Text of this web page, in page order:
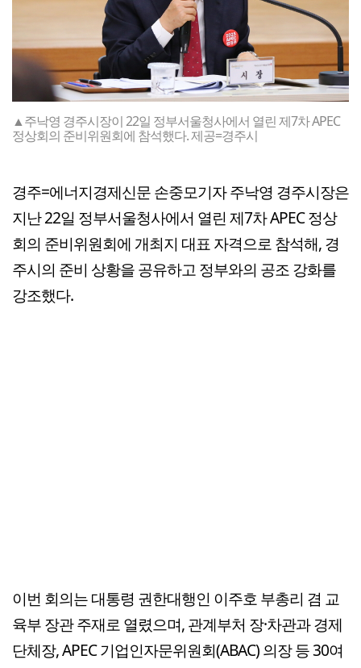
▲주낙영 경주시장이 22일 정부서울청사에서 열린 제7차 APEC
정상회의 준비위원회에 참석했다. 제공=경주시
경주=에너지경제신문 손중모기자 주낙영 경주시장은
지난 22일 정부서울청사에서 열린 제7차 APEC 정상
회의 준비위원회에 개최지 대표 자격으로 참석해, 경
주시의 준비 상황을 공유하고 정부와의 공조 강화를
강조했다.
이번 회의는 대통령 권한대행인 이주호 부총리 겸 교
육부 장관 주재로 열렸으며, 관계부처 장·차관과 경제
단체장, APEC 기업인자문위원회(ABAC) 의장 등 30여